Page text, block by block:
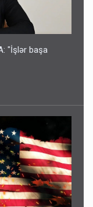
"İşlər başa